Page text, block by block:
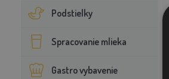
Podstielky
Spracovanie mlieka
Gastro vybavenie